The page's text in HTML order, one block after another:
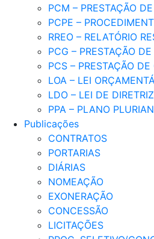
PCM – PRESTAÇÃO
PCPE –
RREO – RELATÓRIO
PCG – PRESTAÇÃO
PCS – PRESTAÇÃO
LOA – LEI
LDO – LEI DE
PPA – PLANO
Publicações
CONTRATOS
PORTARIAS
DIÁRIAS
NOMEAÇÃO
EXONERAÇÃO
CONCESSÃO
LICITAÇÕES